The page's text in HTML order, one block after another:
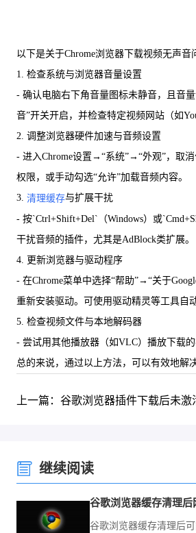
以下是关于Chrome浏览器下载视频无声音
1. 检查系统与浏览器音量设置
- 确认电脑右下角音量图标未静音，且音
音”开关开启，并检查特定视频网站（如
2. 调整浏览器硬件加速与音频设置
- 进入Chrome设置→“系统”→“外观”，取
权限，或手动勾选“允许”加载音频内容。
3. 清理缓存与扩展干扰
- 按`Ctrl+Shift+Del`（Windows）或
干扰音频的插件，尤其是AdBlock类扩展。
4. 更新浏览器与驱动程序
- 在Chrome菜单中选择“帮助”→“关于
重新安装驱动。可使用驱动精灵等工具自
5. 检查视频文件与本地解码器
- 尝试用其他播放器（如VLC）播放下载
总的来说，通过以上方法，可以有效地解
上一篇：谷歌浏览器插件下载后未
继续阅读
谷歌浏览器缓存清理后